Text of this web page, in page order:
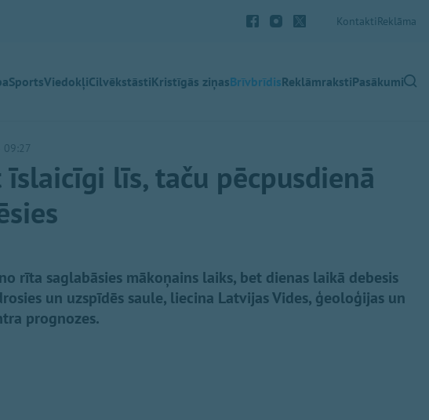
KontaktiReklāma
SportsViedokļiCilvēkstāstiKristīgās ziņasBrīvbrīdisReklāmrakstiPasākumi
09:27
īslaicīgi līs, taču pēcpusdienā
rīta saglabāsies mākoņains laiks, bet dienas laikā debesis
un uzspīdēs saule, liecina Latvijas Vides, ģeoloģijas un
prognozes.